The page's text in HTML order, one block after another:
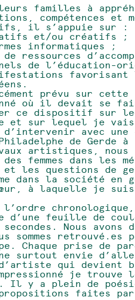
familles à
compétences et
il s’appuie sur :
et/ou créatifs ;
informatiques ;
ressources
de l’éducation-
prévu sur cette
où il devait se
ce dispositif sur
et sur lequel je
avec une
de Gerde à
artistiques, nous
femmes dans les
les questions de
dans la société en
à laquelle je suis
d’une feuille de
Nous avons
sommes retrouvé.es
Chaque prise de
surtout envie
qui devient
je trouve
y a plein de
propositions faites